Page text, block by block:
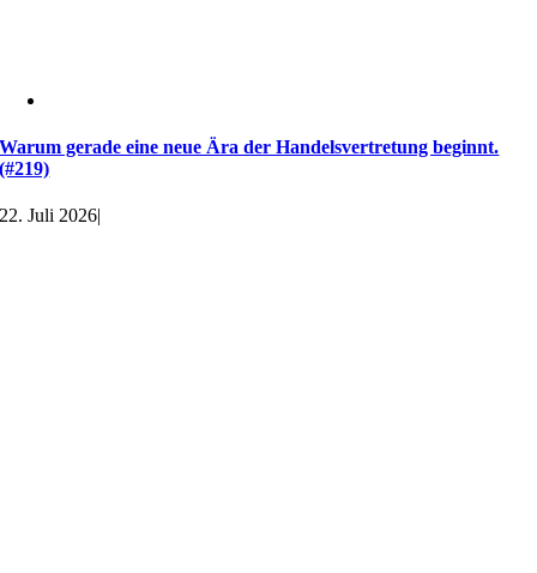
Warum gerade eine neue Ära der Handelsvertretung beginnt.
(#219)
22. Juli 2026|